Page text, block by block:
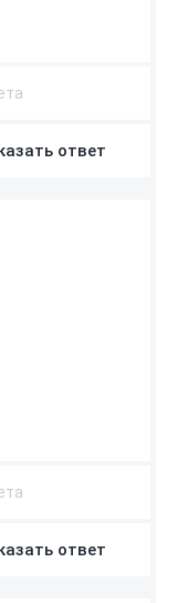
ответ
ответ